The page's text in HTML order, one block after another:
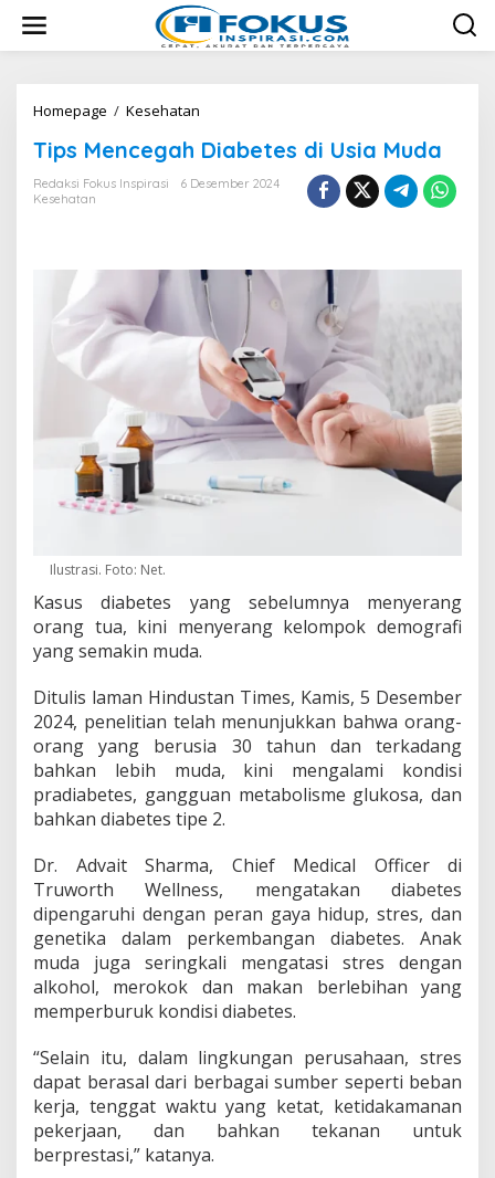
w
Homepage / Kesehatan
p
M
e
g
a
h
D
i
a
b
e
t
d
a
M
Tips Mencegah Diabetes di Usia Muda
Redaksi Fokus Inspirasi
6 Desember 2024
Kesehatan
Ilustrasi. Foto: Net.
Kasus diabetes yang sebelumnya menyerang
orang tua, kini menyerang kelompok demografi
yang semakin muda.
Ditulis laman Hindustan Times, Kamis, 5 Desember
2024, penelitian telah menunjukkan bahwa orang-
orang yang berusia 30 tahun dan terkadang
bahkan lebih muda, kini mengalami kondisi
pradiabetes, gangguan metabolisme glukosa, dan
bahkan diabetes tipe 2.
Dr. Advait Sharma, Chief Medical Officer di
Truworth Wellness, mengatakan diabetes
dipengaruhi dengan peran gaya hidup, stres, dan
genetika dalam perkembangan diabetes. Anak
muda juga seringkali mengatasi stres dengan
alkohol, merokok dan makan berlebihan yang
memperburuk kondisi diabetes.
“Selain itu, dalam lingkungan perusahaan, stres
dapat berasal dari berbagai sumber seperti beban
kerja, tenggat waktu yang ketat, ketidakamanan
pekerjaan, dan bahkan tekanan untuk
berprestasi,” katanya.